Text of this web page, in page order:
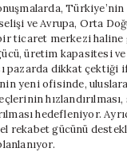
ve Avrupa, Orta
ticaret merkezi haline
üretim kapasitesi
pazarda dikkat çektiği
yeni ofisinde,
hedefleniyor.
rekabet gücünü